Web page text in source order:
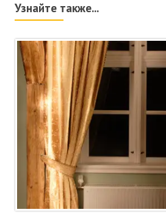
Узнайте также...